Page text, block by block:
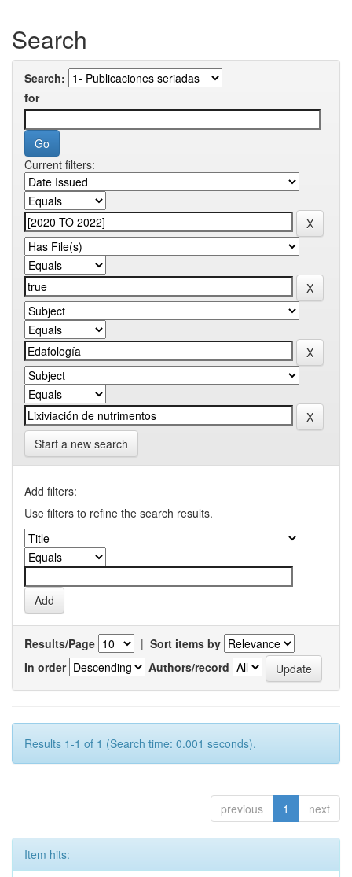
Search
Search:
for
Current filters:
Start a new search
Add filters:
Use filters to refine the search results.
Results/Page | Sort items by
In order
Authors/record
Results 1-1 of 1 (Search time: 0.001 seconds).
previous 1 next
Item hits: